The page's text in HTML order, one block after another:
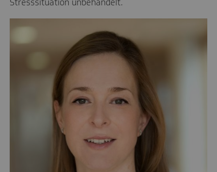
Stresssituation unbehandelt.